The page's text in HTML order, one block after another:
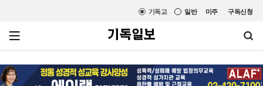
미주 구독신청
일반
기독교